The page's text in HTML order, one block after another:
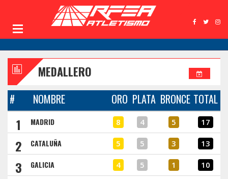
MEDALLERO
# NOMBRE ORO PLATA BRONCE TOTAL
1 MADRID 8 4 5 17
2 CATALUÑA 5 5 3 13
3 GALICIA 4 5 1 10